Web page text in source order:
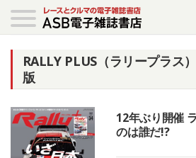
RALLY PLUS（ラリープラス
版
12年ぶり開催
のは誰だ!?